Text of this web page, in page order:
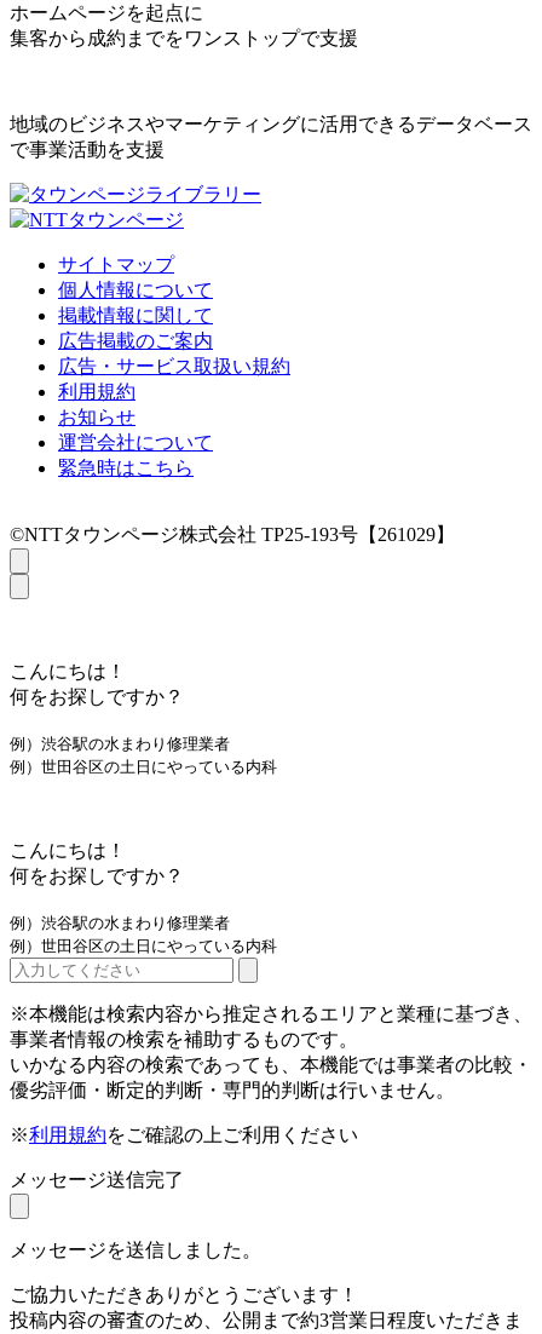
ホームページを起点に
集客から成約までをワンストップで支援
地域のビジネスやマーケティングに活用できるデータベース
で事業活動を支援
サイトマップ
個人情報について
掲載情報に関して
広告掲載のご案内
広告・サービス取扱い規約
利用規約
お知らせ
運営会社について
緊急時はこちら
©NTTタウンページ株式会社 TP25-193号【261029】
こんにちは！
何をお探しですか？
例）渋谷駅の水まわり修理業者
例）世田谷区の土日にやっている内科
こんにちは！
何をお探しですか？
例）渋谷駅の水まわり修理業者
例）世田谷区の土日にやっている内科
※本機能は検索内容から推定されるエリアと業種に基づき、
事業者情報の検索を補助するものです。
いかなる内容の検索であっても、本機能では事業者の比較・
優劣評価・断定的判断・専門的判断は行いません。
※利用規約をご確認の上ご利用ください
メッセージ送信完了
メッセージを送信しました。
ご協力いただきありがとうございます！
投稿内容の審査のため、公開まで約3営業日程度いただきま